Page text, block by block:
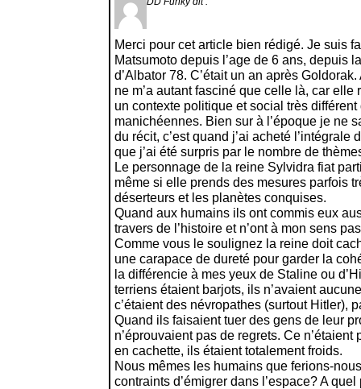
Merci pour cet article bien rédigé. Je suis
Matsumoto depuis l’age de 6 ans, depuis
d’Albator 78. C’était un an après
ne m’a autant fasciné que celle là, car
un contexte politique et social très
manichéennes. Bien sur à l’époque je ne
du récit, c’est quand j’ai acheté
que j’ai été surpris par le nombre de
Le personnage de la reine Sylvidra fiat
même si elle prends des mesures parfois
déserteurs et les planètes conquises.
Quand aux humains ils ont commis eux
travers de l’histoire et n’ont à mon sens
Comme vous le soulignez la reine doit
une carapace de dureté pour garder la
la différencie à mes yeux de Staline ou
terriens étaient barjots, ils n’avaient
c’étaient des névropathes (surtout Hitler),
Quand ils faisaient tuer des gens de leur
n’éprouvaient pas de regrets. Ce
en cachette, ils étaient totalement froids.
Nous mêmes les humains que ferions-
contraints d’émigrer dans l’espace? A